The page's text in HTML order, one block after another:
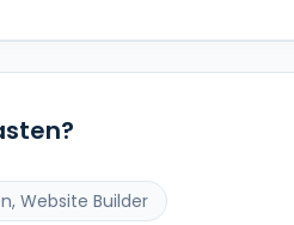
Website Builder